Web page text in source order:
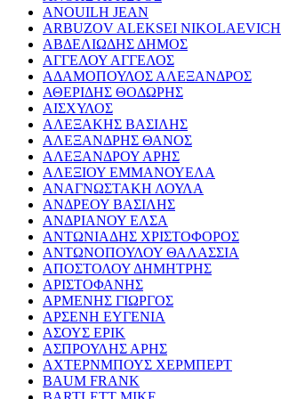
ANOUILH JEAN
ARBUZOV ALEKSEI NIKOLAEVICH
ΑΒΔΕΛΙΩΔΗΣ ΔΗΜΟΣ
ΑΓΓΕΛΟΥ ΑΓΓΕΛΟΣ
ΑΔΑΜΟΠΟΥΛΟΣ ΑΛΕΞΑΝΔΡΟΣ
ΑΘΕΡΙΔΗΣ ΘΟΔΩΡΗΣ
ΑΙΣΧΥΛΟΣ
ΑΛΕΞΑΚΗΣ ΒΑΣΙΛΗΣ
ΑΛΕΞΑΝΔΡΗΣ ΘΑΝΟΣ
ΑΛΕΞΑΝΔΡΟΥ ΑΡΗΣ
ΑΛΕΞΙΟΥ ΕΜΜΑΝΟΥΕΛΑ
ΑΝΑΓΝΩΣΤΑΚΗ ΛΟΥΛΑ
ΑΝΔΡΕΟΥ ΒΑΣΙΛΗΣ
ΑΝΔΡΙΑΝΟΥ ΕΛΣΑ
ΑΝΤΩΝΙΑΔΗΣ ΧΡΙΣΤΟΦΟΡΟΣ
ΑΝΤΩΝΟΠΟΥΛΟΥ ΘΑΛΑΣΣΙΑ
ΑΠΟΣΤΟΛΟΥ ΔΗΜΗΤΡΗΣ
ΑΡΙΣΤΟΦΑΝΗΣ
ΑΡΜΕΝΗΣ ΓΙΩΡΓΟΣ
ΑΡΣΕΝΗ ΕΥΓΕΝΙΑ
ΑΣΟΥΣ ΕΡΙΚ
ΑΣΠΡΟΥΛΗΣ ΑΡΗΣ
ΑΧΤΕΡΝΜΠΟΥΣ ΧΕΡΜΠΕΡΤ
BAUM FRANK